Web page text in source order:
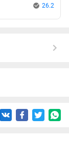
26.2